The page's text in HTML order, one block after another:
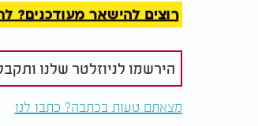
רוצים להישאר מעודכנים?
הירשמו לניוזלטר שלנו
מצאתם טעות בכתבה? כתבו לנו